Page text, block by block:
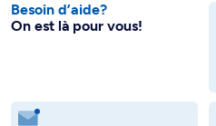
Besoin d’aide?
On est là pour vous!